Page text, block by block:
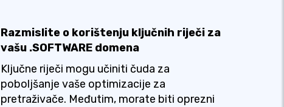
Razmislite o korištenju ključnih riječi za
vašu .SOFTWARE domena
Ključne riječi mogu učiniti čuda za
poboljšanje vaše optimizacije za
pretraživače. Međutim, morate biti oprezni